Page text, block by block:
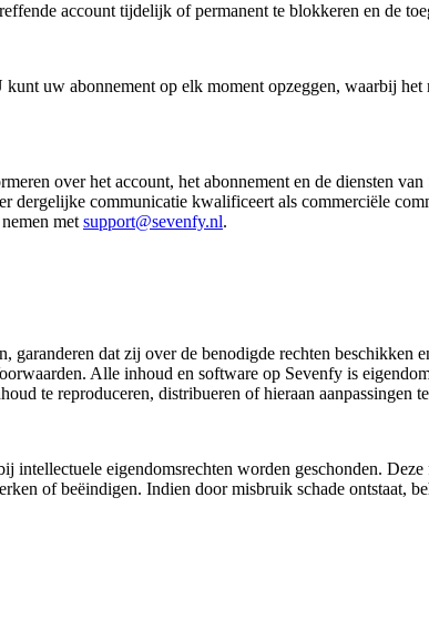
account tijdelijk of permanent te blokkeren en de
uw abonnement op elk moment opzeggen, waarbij
over het account, het abonnement en de diensten
dergelijke communicatie kwalificeert als commerciële
met support@sevenfy.nl.
dat zij over de benodigde rechten beschikken
Alle inhoud en software op Sevenfy is
te reproduceren, distribueren of hieraan aanpassingen
eigendomsrechten worden geschonden.
of beëindigen. Indien door misbruik schade ontstaat,